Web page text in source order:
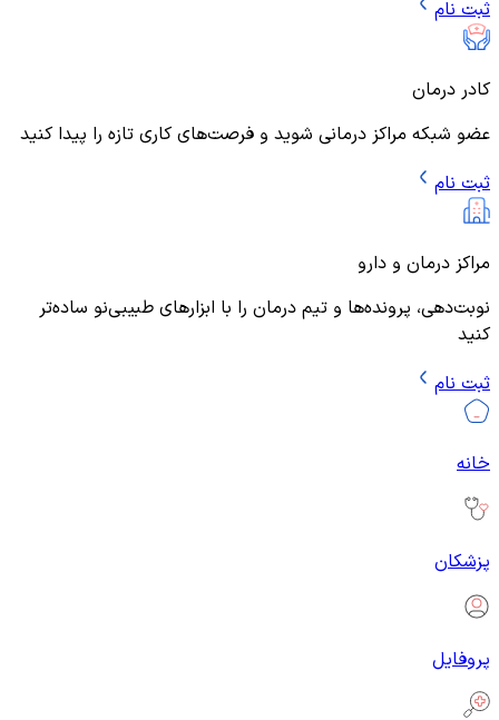
ثبت نام
کادر درمان
عضو شبکه مراکز درمانی شوید و فرصت‌های کاری تازه را پیدا کنید
ثبت نام
مراکز درمان و دارو
نوبت‌دهی، پرونده‌ها و تیم درمان را با ابزارهای طبیبی‌نو ساده‌تر
کنید
ثبت نام
خانه
پزشکان
پروفایل